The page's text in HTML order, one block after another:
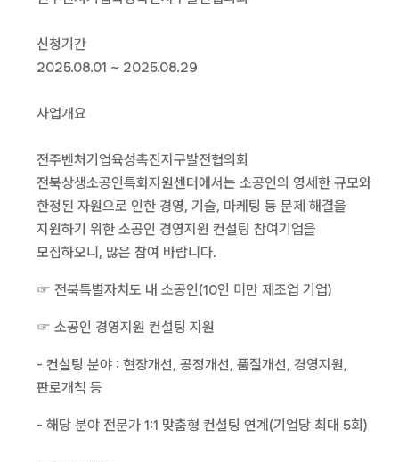
신청기간
2025.08.01 ~ 2025.08.29
사업개요
전주벤처기업육성촉진지구발전협의회
전북상생소공인특화지원센터에서는 소공인의 영세한 규모와
한정된 자원으로 인한 경영, 기술, 마케팅 등 문제 해결을
지원하기 위한 소공인 경영지원 컨설팅 참여기업을
모집하오니, 많은 참여 바랍니다.
☞ 전북특별자치도 내 소공인(10인 미만 제조업 기업)
☞ 소공인 경영지원 컨설팅 지원
- 컨설팅 분야 : 현장개선, 공정개선, 품질개선, 경영지원,
판로개척 등
- 해당 분야 전문가 1:1 맞춤형 컨설팅 연계(기업당 최대 5회)